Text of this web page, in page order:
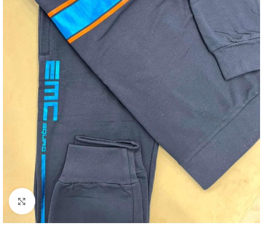
Clique para aumentar